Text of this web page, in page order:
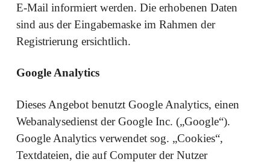
E-Mail informiert werden. Die erhobenen Daten
sind aus der Eingabemaske im Rahmen der
Registrierung ersichtlich.
Google Analytics
Dieses Angebot benutzt Google Analytics, einen
Webanalysedienst der Google Inc. („Google“).
Google Analytics verwendet sog. „Cookies“,
Textdateien, die auf Computer der Nutzer